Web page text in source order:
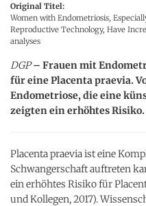
Original Titel:
Women with Endometriosis,
Reproductive Technology, Have
analyses
DGP– Frauen mit
für eine Placenta praevia.
Endometriose, die eine
zeigten ein erhöhtes Risiko.
Placenta praevia ist eine
Schwangerschaft auftreten
ein erhöhtes Risiko für
und Kollegen, 2017).